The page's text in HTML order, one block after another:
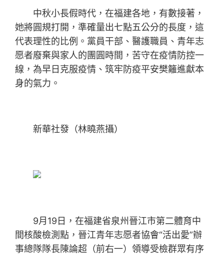
中秋小長假時代，在福建各地，有數接著，
她將圓規打開，準確量出七點五公分的長度，這
代表理性的比例。黨員干部、醫護職員、青年志
愿者廢棄與家人的團圓時間，苦守在疫情防控一
線，為早日克服疫情、筑牢防疫平安樊籬進獻本
身的氣力。
新華社發（林曉燕攝）
9月19日，在福建省泉州晉江市第二體育中
間核酸檢測點，晉江青年志愿者協會“活出愛”辦
事總隊隊長陳論超（前右一）領導受檢群眾有序